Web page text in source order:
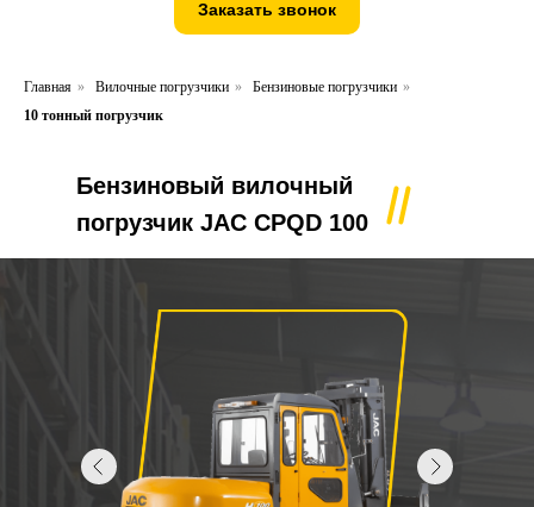
Заказать звонок
Главная » Вилочные погрузчики » Бензиновые погрузчики »
10 тонный погрузчик
Бензиновый вилочный
погрузчик JAC CPQD 100